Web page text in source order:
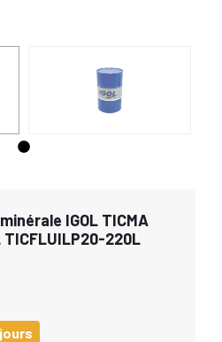
IGOL TICMA
TICFLUILP20-220L